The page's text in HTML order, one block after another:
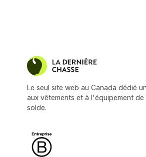
Le seul site web au Canada dédié
aux vêtements et à l'équipement de
solde.